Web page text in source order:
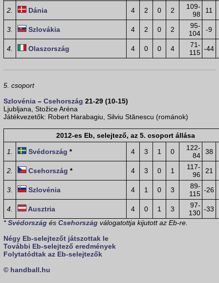
2. Dánia 4 2 0 2
109-
98
11
3. Szlovákia 4 2 0 2
95-
104
-9
4. Olaszország 4 0 0 4
71-
115 -44
5. csoport
Szlovénia – Csehország 21-29 (10-15)
Ljubljana, Stožice Aréna
Játékvezetők: Robert Harabagiu, Silviu Stănescu (románok)
2012-es Eb, selejtező, az 5. csoport állása
1. Svédország * 4 3 1 0
122-
84
38
2. Csehország * 4 3 0 1
117-
96
21
3. Szlovénia 4 1 0 3
89-
115 -26
4. Ausztria 4 0 1 3
97-
130 -33
*Svédország és Csehország válogatottja kijutott az Eb-re.
Négy Eb-selejtezőt játszottak le
További Eb-selejtező eredmények
Folytatódtak az Eb-selejtezők
© handball.hu